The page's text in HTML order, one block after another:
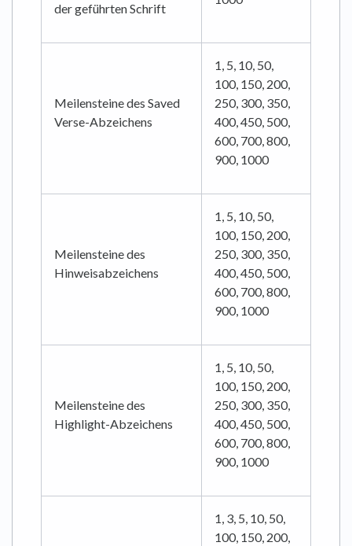
der geführten Schrift
Meilensteine des Saved
Verse-Abzeichens
1, 5, 10, 50,
100, 150, 200,
250, 300, 350,
400, 450, 500,
600, 700, 800,
900, 1000
Meilensteine des
Hinweisabzeichens
1, 5, 10, 50,
100, 150, 200,
250, 300, 350,
400, 450, 500,
600, 700, 800,
900, 1000
Meilensteine des
Highlight-Abzeichens
1, 5, 10, 50,
100, 150, 200,
250, 300, 350,
400, 450, 500,
600, 700, 800,
900, 1000
1, 3, 5, 10, 50,
100, 150, 200,